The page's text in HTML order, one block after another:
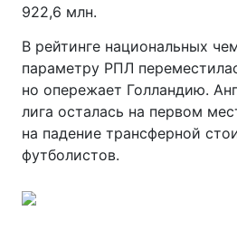
922,6 млн.
В рейтинге национальных
параметру РПЛ
но опережает Голландию.
лига осталась на первом
на падение трансферной
футболистов.